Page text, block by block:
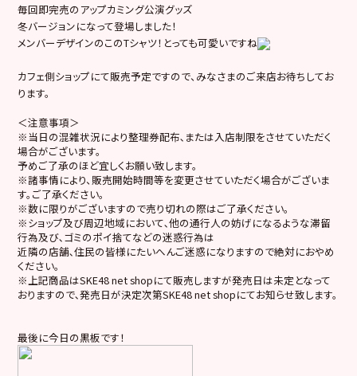
毎回即完売のアップカミング公演グッズ
冬バージョンになって登場しました！
メンバーデザインのこのTシャツ！とっても可愛いですね
カフェ側ショップにて販売予定ですので、みなさまのご来店お待ちしてお
ります。
＜注意事項＞
※当日の混雑状況により整理券配布､または入店制限をさせていただく
場合がございます。
予めご了承のほど宜しくお願い致します。
※諸事情により、販売開始時間等を変更させていただく場合がございま
す。ご了承ください。
※数に限りがございますので売り切れの際はご了承ください。
※ショップ及び周辺地域において､他の通行人の妨げになるような滞留
行為及び､ゴミのポイ捨てなどの迷惑行為は
近隣の店舗､住民の皆様にたいへんご迷惑になりますので絶対におやめ
ください。
※上記商品はSKE48 net shopにて販売しますが発売日は未定となって
おりますので､発売日が決定次第SKE48 net shopにてお知らせ致します。
最後に今日の黒板です！